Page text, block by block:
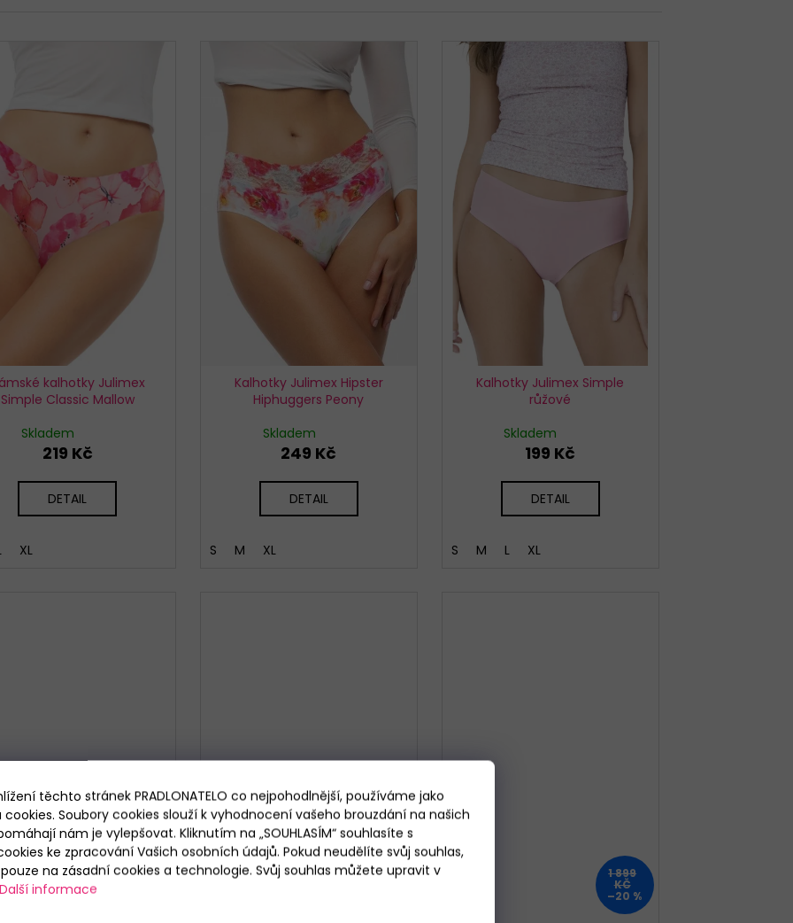
těchto stránek PRADLONATELO co nejpohodlnější, používáme jako
Soubory cookies slouží k vyhodnocení vašeho brouzdání na našich
nám je vylepšovat. Kliknutím na „SOUHLASÍM“ souhlasíte s
ke zpracování Vašich osobních údajů. Pokud neudělíte svůj souhlas,
na zásadní cookies a technologie. Svůj souhlas můžete upravit v
Další informace
kalhotky Julimex
Simple Classic Mallow
Skladem
219 Kč
DETAIL
XL
Kalhotky Julimex Hipster
Hiphuggers Peony
Skladem
249 Kč
DETAIL
S M XL
Kalhotky Julimex Simple
růžové
Skladem
199 Kč
DETAIL
S M L XL
2 199 1 899
KČ
–20 %